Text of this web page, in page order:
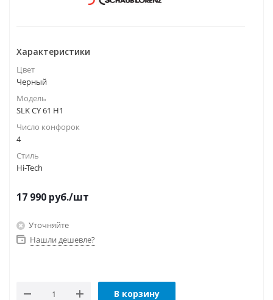
Характеристики
Цвет
Черный
Модель
SLK CY 61 H1
Число конфорок
4
Стиль
Hi-Tech
17 990 руб./шт
Уточняйте
Нашли дешевле?
В корзину